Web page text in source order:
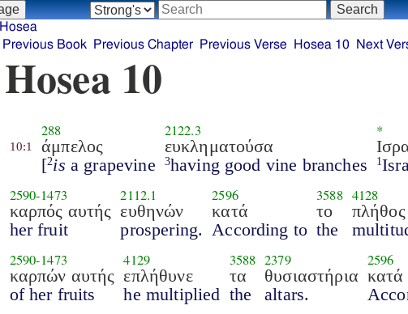
Hosea
Previous Book
Previous Chapter Previous Verse Hosea 10 Next
Hosea 10
10:1
288
άμπελος
[2is a grapevine
2122.3
ευκληματούσα
3having good vine branches
*
1
2590-1473
καρπός αυτής
her fruit
2112.1
ευθηνών
prospering.
2596
κατά
According to
3588
το
the
4128
πλήθος
2590-1473
καρπών αυτής
of her fruits
4129
επλήθυνε
he multiplied
3588
τα
the
2379
θυσιαστήρια
altars.
2596
κατά